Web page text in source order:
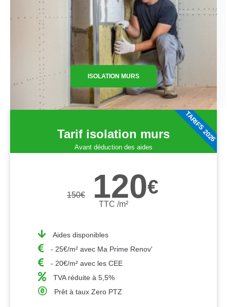
ISOLATION MURS
Tarif isolation murs
Avant déduction des aides
150€ 120€
TTC /m²
Aides disponibles
- 25€/m² avec Ma Prime Renov'
- 20€/m² avec les CEE
TVA réduite à 5,5%
Prêt à taux Zero PTZ
TARIFS 2026